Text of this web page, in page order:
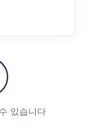
있습니다